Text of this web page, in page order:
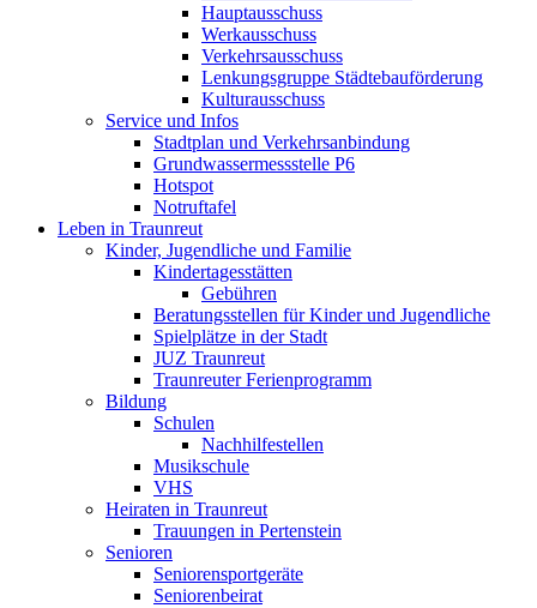
Hauptausschuss
Werkausschuss
Verkehrsausschuss
Lenkungsgruppe Städtebauförderung
Kulturausschuss
Service und Infos
Stadtplan und Verkehrsanbindung
Grundwassermessstelle P6
Hotspot
Notruftafel
Leben in Traunreut
Kinder, Jugendliche und Familie
Kindertagesstätten
Gebühren
Beratungsstellen für Kinder und Jugendliche
Spielplätze in der Stadt
JUZ Traunreut
Traunreuter Ferienprogramm
Bildung
Schulen
Nachhilfestellen
Musikschule
VHS
Heiraten in Traunreut
Trauungen in Pertenstein
Senioren
Seniorensportgeräte
Seniorenbeirat